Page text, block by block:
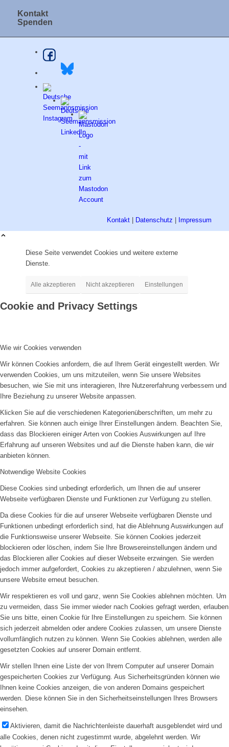
Kontakt
Spenden
Kontakt | Datenschutz | Impressum
Diese Seite verwendet Cookies und weitere externe
Dienste.
Alle akzeptieren Nicht akzeptieren Einstellungen
Cookie and Privacy Settings
Wie wir Cookies verwenden
Wir können Cookies anfordern, die auf Ihrem Gerät eingestellt werden. Wir
verwenden Cookies, um uns mitzuteilen, wenn Sie unsere Websites
besuchen, wie Sie mit uns interagieren, Ihre Nutzererfahrung verbessern und
Ihre Beziehung zu unserer Website anpassen.
Klicken Sie auf die verschiedenen Kategorienüberschriften, um mehr zu
erfahren. Sie können auch einige Ihrer Einstellungen ändern. Beachten Sie,
dass das Blockieren einiger Arten von Cookies Auswirkungen auf Ihre
Erfahrung auf unseren Websites und auf die Dienste haben kann, die wir
anbieten können.
Notwendige Website Cookies
Diese Cookies sind unbedingt erforderlich, um Ihnen die auf unserer
Webseite verfügbaren Dienste und Funktionen zur Verfügung zu stellen.
Da diese Cookies für die auf unserer Webseite verfügbaren Dienste und
Funktionen unbedingt erforderlich sind, hat die Ablehnung Auswirkungen auf
die Funktionsweise unserer Webseite. Sie können Cookies jederzeit
blockieren oder löschen, indem Sie Ihre Browsereinstellungen ändern und
das Blockieren aller Cookies auf dieser Webseite erzwingen. Sie werden
jedoch immer aufgefordert, Cookies zu akzeptieren / abzulehnen, wenn Sie
unsere Website erneut besuchen.
Wir respektieren es voll und ganz, wenn Sie Cookies ablehnen möchten. Um
zu vermeiden, dass Sie immer wieder nach Cookies gefragt werden, erlauben
Sie uns bitte, einen Cookie für Ihre Einstellungen zu speichern. Sie können
sich jederzeit abmelden oder andere Cookies zulassen, um unsere Dienste
vollumfänglich nutzen zu können. Wenn Sie Cookies ablehnen, werden alle
gesetzten Cookies auf unserer Domain entfernt.
Wir stellen Ihnen eine Liste der von Ihrem Computer auf unserer Domain
gespeicherten Cookies zur Verfügung. Aus Sicherheitsgründen können wie
Ihnen keine Cookies anzeigen, die von anderen Domains gespeichert
werden. Diese können Sie in den Sicherheitseinstellungen Ihres Browsers
einsehen.
Aktivieren, damit die Nachrichtenleiste dauerhaft ausgeblendet wird und
alle Cookies, denen nicht zugestimmt wurde, abgelehnt werden. Wir